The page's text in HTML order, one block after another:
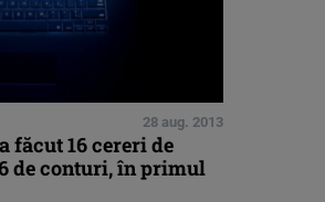
28 aug. 2013
făcut 16 cereri de
de conturi, în primul